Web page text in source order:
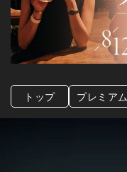
トップ プレミアム